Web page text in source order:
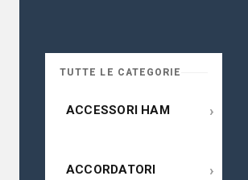
TUTTE LE CATEGORIE
ACCESSORI HAM ›
ACCORDATORI ›